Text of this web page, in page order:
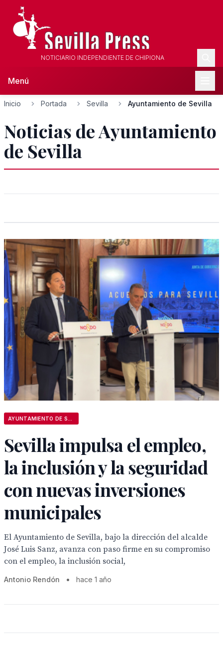
NOTICIARIO INDEPENDIENTE DE CHIPIONA
Menú
Inicio Portada Sevilla Ayuntamiento de Sevilla
Noticias de Ayuntamiento
de Sevilla
Sevilla impulsa el empleo,
la inclusión y la seguridad
con nuevas inversiones
municipales
El Ayuntamiento de Sevilla, bajo la dirección del alcalde
José Luis Sanz, avanza con paso firme en su compromiso
con el empleo, la inclusión social,
Antonio Rendón • hace 1 año